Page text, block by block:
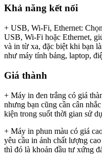
Khả năng kết nối
+ USB, Wi-Fi, Ethernet:
USB, Wi-Fi hoặc Ethernet,
và in từ xa, đặc biệt khi bạn
như máy tính bảng, laptop,
Giá thành
+ Máy in đen trắng có giá
nhưng bạn cũng cần cân
kiện trong suốt thời gian sử
+ Máy in phun màu có giá
yêu cầu in ảnh chất lượng
thì đó là khoản đầu tư xứng